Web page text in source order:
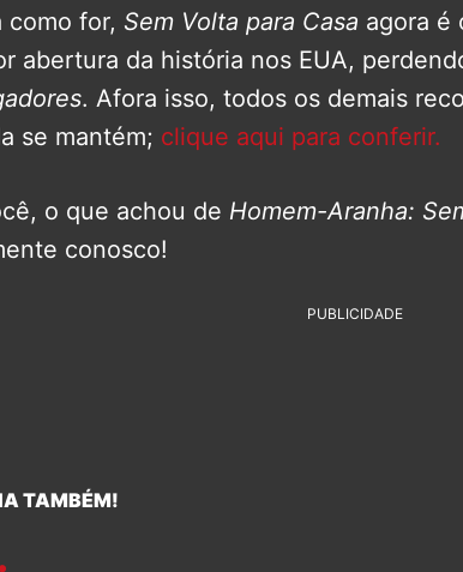
como for, Sem Volta para Casa agora é
abertura da história nos EUA,
. Afora isso, todos os demais
se mantém; clique aqui para conferir.
o que achou de Homem-Aranha:
conosco!
PUBLICIDADE
TAMBÉM!